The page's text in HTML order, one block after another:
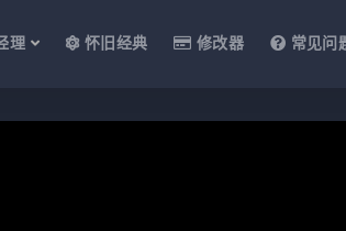
理 怀旧经典 修改器 常见问